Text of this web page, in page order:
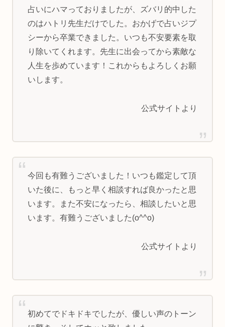
占いにハマっておりましたが、ズバリ的中した
のはハトリ先生だけでした。おかげで占いジプ
シーから卒業できました。いつも不安要素を取
り除いてくれます。先生に出会ってから素敵な
人生を歩めています！これからもよろしくお願
いします。
公式サイトより
今回も有難うございました！いつも鑑定して頂
いた後に、もっと早く相談すれば良かったと思
います。また不安になったら、相談したいと思
います。有難うございました(o^^o)
公式サイトより
初めてでドキドキでしたが、優しい声のトーン